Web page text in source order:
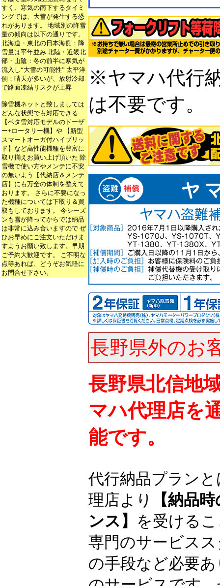
すく、寒気の南下するタイミ
ングでは、大雪が発生する恐
れがあります。 地域別の降雪
量の傾向は以下の通りです。
北海道・東北の日本海側：降
雪量は平年並み 北陸・近畿北
部・山陰：冬の前半に寒気が
流入し“大雪の可能性” 太平洋
側：晴天が多いが、放射冷却
で路面凍結リスクが上昇
除雪機ネットと致しましては
どんな状態でも対応できる
【ベタ雪対応モデルのドーザ
ー+ロータリー機】や 【新型
スマートオーガ付ハイブリッ
ド】など高性能機種を豊富に
取り揃えお買い上げ頂いた 除
雪機で使い方やメンテに不安
の無いよう【代納店＆メンテ
店】にも万全の体制を整えて
おります。 さらに不要になっ
た機種については下取り＆買
取もしております。 今シーズ
ンも雪が降ってからでは納品
は非常に込み合いますので ぜ
ひお早めにご注文いただけま
すようお願い致します。早期
ご予約大歓迎です。 ご不明な
点等あれば、どうぞお気軽に
お問合せ下さい。
※ヤマハ代行
は不要です。
長野県外のお
長野県北信地
マハ代理店を
能です。
代行納品プラン
理店より
【納品
ンス】 を受ける
専門のサービス
の手段など必要